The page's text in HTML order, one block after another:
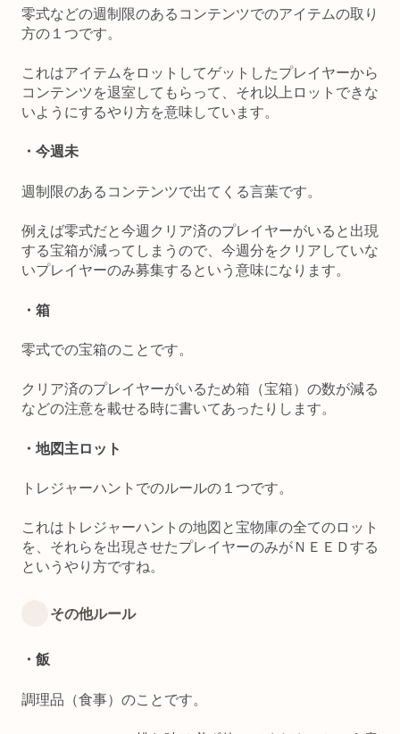
零式などの週制限のあるコンテンツでのアイテムの取り
方の１つです。
これはアイテムをロットしてゲットしたプレイヤーから
コンテンツを退室してもらって、それ以上ロットできな
いようにするやり方を意味しています。
・今週未
週制限のあるコンテンツで出てくる言葉です。
例えば零式だと今週クリア済のプレイヤーがいると出現
する宝箱が減ってしまうので、今週分をクリアしていな
いプレイヤーのみ募集するという意味になります。
・箱
零式での宝箱のことです。
クリア済のプレイヤーがいるため箱（宝箱）の数が減る
などの注意を載せる時に書いてあったりします。
・地図主ロット
トレジャーハントでのルールの１つです。
これはトレジャーハントの地図と宝物庫の全てのロット
を、それらを出現させたプレイヤーのみがＮＥＥＤする
というやり方ですね。
その他ルール
・飯
調理品（食事）のことです。